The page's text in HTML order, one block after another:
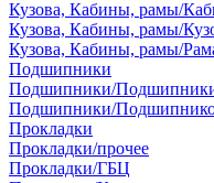
Кузова, Кабины, рамы/
Кузова, Кабины, рамы/
Кузова, Кабины, рамы/
Подшипники
Подшипники/
Подшипники/
Прокладки
Прокладки/прочее
Прокладки/ГБЦ